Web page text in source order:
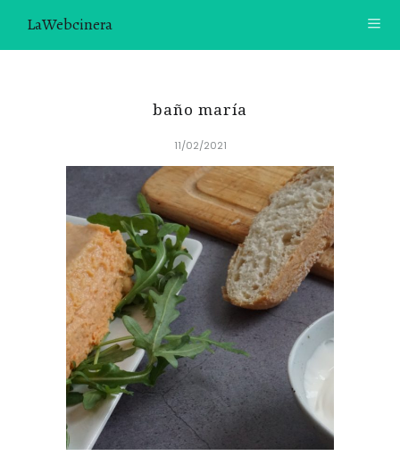
LaWebcinera
CONTACTO
¿TE GUSTARÍA UNIRTE A NUESTRA AVENTURA GASTRON
ÚNETE A LA NEWSLETTER
RECOMENDACIONES
baño maría
11/02/2021